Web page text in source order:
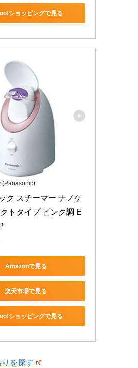
ショッピングで見る
(Panasonic)
ク スチーマー ナノケ
トタイプ ピンク調 E
Amazonで見る
楽天市場で見る
ショッピングで見る
を探す